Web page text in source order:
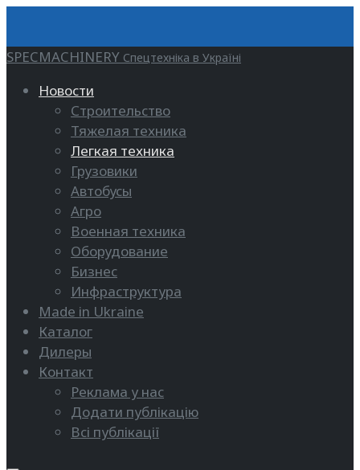
SPECMACHINERY Спецтехніка в Україні
Новости
Строительство
Тяжелая техника
Легкая техника
Грузовики
Автобусы
Агро
Военная техника
Оборудование
Бизнес
Инфраструктура
Made in Ukraine
Каталог
Дилеры
Контакт
Реклама у нас
Додати публікацію
Всі публікації